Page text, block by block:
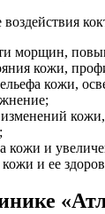
морщин,
кожи,
кожи,
и
и ее